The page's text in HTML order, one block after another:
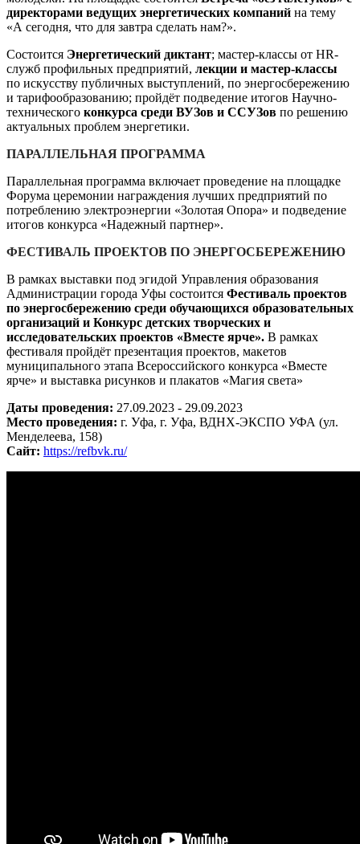
директорами ведущих энергетических компаний на тему
«А сегодня, что для завтра сделать нам?».
Состоится Энергетический диктант; мастер-классы от HR-
служб профильных предприятий, лекции и мастер-классы
по искусству публичных выступлений, по энергосбережению
и тарифообразованию; пройдёт подведение итогов Научно-
технического конкурса среди ВУЗов и ССУЗов по решению
актуальных проблем энергетики.
ПАРАЛЛЕЛЬНАЯ ПРОГРАММА
Параллельная программа включает проведение на площадке
Форума церемонии награждения лучших предприятий по
потреблению электроэнергии «Золотая Опора» и подведение
итогов конкурса «Надежный партнер».
ФЕСТИВАЛЬ ПРОЕКТОВ ПО ЭНЕРГОСБЕРЕЖЕНИЮ
В рамках выставки под эгидой Управления образования
Администрации города Уфы состоится Фестиваль проектов
по энергосбережению среди обучающихся образовательных
организаций и Конкурс детских творческих и
исследовательских проектов «Вместе ярче». В рамках
фестиваля пройдёт презентация проектов, макетов
муниципального этапа Всероссийского конкурса «Вместе
ярче» и выставка рисунков и плакатов «Магия света»
Даты проведения: 27.09.2023 - 29.09.2023
Место проведения: г. Уфа, г. Уфа, ВДНХ-ЭКСПО УФА (ул.
Менделеева, 158)
Сайт: https://refbvk.ru/